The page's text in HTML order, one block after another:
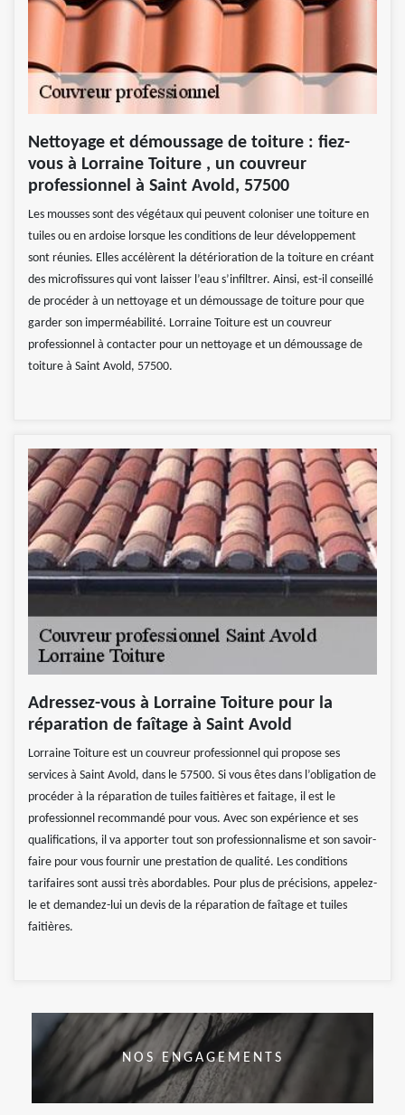
Nettoyage et démoussage de toiture : fiez-
vous à Lorraine Toiture , un couvreur
professionnel à Saint Avold, 57500
Les mousses sont des végétaux qui peuvent coloniser une toiture en
tuiles ou en ardoise lorsque les conditions de leur développement
sont réunies. Elles accélèrent la détérioration de la toiture en créant
des microfissures qui vont laisser l’eau s’infiltrer. Ainsi, est-il conseillé
de procéder à un nettoyage et un démoussage de toiture pour que
garder son imperméabilité. Lorraine Toiture est un couvreur
professionnel à contacter pour un nettoyage et un démoussage de
toiture à Saint Avold, 57500.
Adressez-vous à Lorraine Toiture pour la
réparation de faîtage à Saint Avold
Lorraine Toiture est un couvreur professionnel qui propose ses
services à Saint Avold, dans le 57500. Si vous êtes dans l’obligation de
procéder à la réparation de tuiles faitières et faitage, il est le
professionnel recommandé pour vous. Avec son expérience et ses
qualifications, il va apporter tout son professionnalisme et son savoir-
faire pour vous fournir une prestation de qualité. Les conditions
tarifaires sont aussi très abordables. Pour plus de précisions, appelez-
le et demandez-lui un devis de la réparation de faîtage et tuiles
faitières.
NOS ENGAGEMENTS